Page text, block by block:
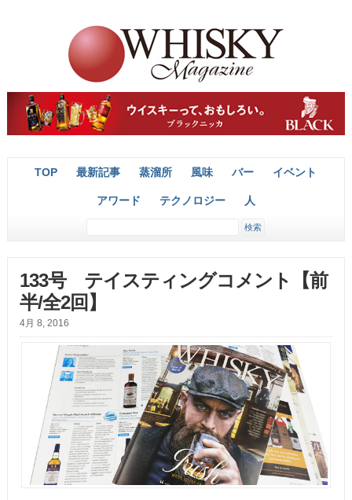
TOP 最新記事 蒸溜所 風味 バー イベント
アワード テクノロジー 人
133号 テイスティングコメント【前
半/全2回】
4月 8, 2016